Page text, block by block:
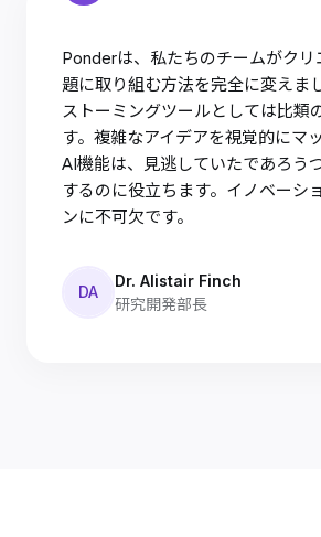
Ponderは、私たちのチームがクリ
題に取り組む方法を完全に変えま
ストーミングツールとしては比類
す。複雑なアイデアを視覚的にマ
AI機能は、見逃していたであろう
するのに役立ちます。イノベーシ
ンに不可欠です。
DA
Dr. Alistair Finch
研究開発部長